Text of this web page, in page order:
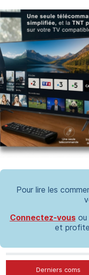
Pour lire les
Connectez-vousou
et
Derniers coms